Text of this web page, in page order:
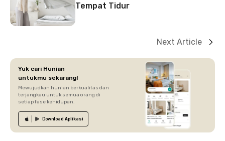
Tempat Tidur
Next Article
Yuk cari Hunian
untukmu sekarang!
Mewujudkan hunian berkualitas dan
terjangkau untuk semua orang di
setiap fase kehidupan.
Download Aplikasi